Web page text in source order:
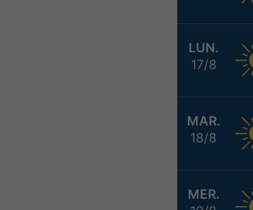
LUN.
17/8
MAR.
18/8
MER.